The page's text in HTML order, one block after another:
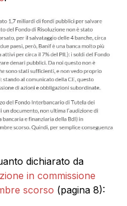
dichiarato da
in commissione
scorso (pagina 8):